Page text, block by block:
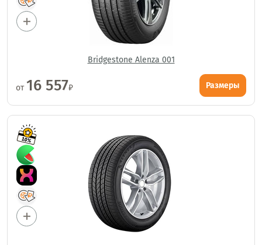
Bridgestone Alenza 001
от16 557₽ Размеры